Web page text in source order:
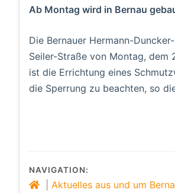
Ab Montag wird in Bernau
Die Bernauer Hermann-
Seiler-Straße von Montag,
ist die Errichtung eines
die Sperrung zu beachten, so
NAVIGATION:
Aktuelles aus und um